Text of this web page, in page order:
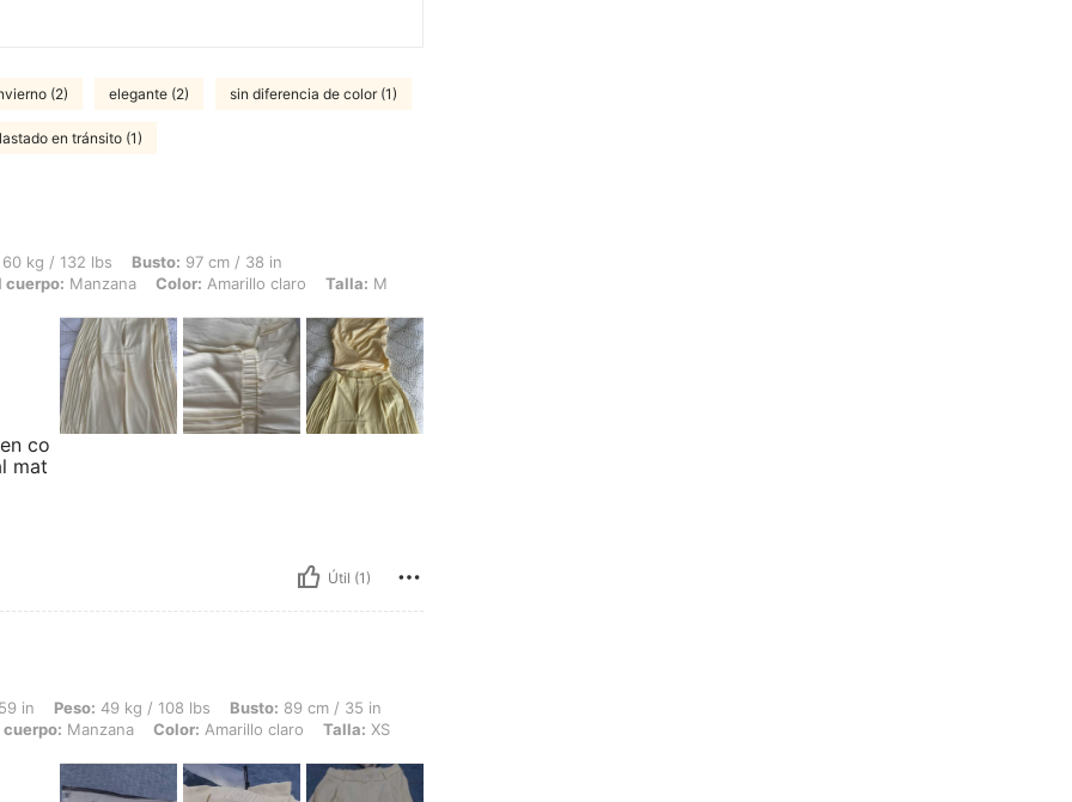
(2) elegante (2) sin diferencia de color (1)
en tránsito (1)
Busto: 97 cm / 38 in, Cintura: 78 cm / 31 in, Caderas: 105 cm / 41 in, Forma del cuerpo: Manzana, Color: Amarillo claro, Talla: M
kg / 132 lbs Busto: 97 cm / 38 in
cuerpo: Manzana Color: Amarillo claro Talla: M
co
mat
Útil (1)
kg / 108 lbs, Busto: 89 cm / 35 in, Cintura: 68 cm / 27 in, Caderas: 88 cm / 35 in, Forma del cuerpo: Manzana, Color: Amarillo claro, Talla: XS
in Peso: 49 kg / 108 lbs Busto: 89 cm / 35 in
cuerpo: Manzana Color: Amarillo claro Talla: XS